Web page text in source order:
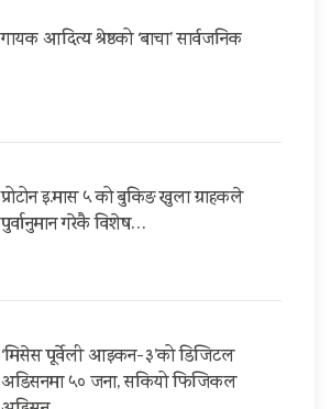
गायक आदित्य श्रेष्ठको ‘बाचा’ सार्वजनिक
प्रोटोन इ.मास ५ को बुकिङ खुला ग्राहकले
पुर्वानुमान गरेकै विशेष…
‘मिसेस पूर्वेली आइकन-३’को डिजिटल
अडिसनमा ५० जना, सकियो फिजिकल